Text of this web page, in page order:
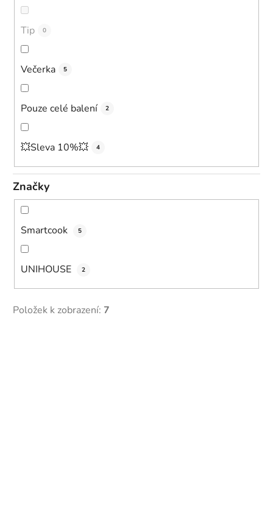
Tip 0
Večerka 5
Pouze celé balení 2
💥Sleva 10%💥 4
Značky
Smartcook 5
UNIHOUSE 2
Položek k zobrazení: 7